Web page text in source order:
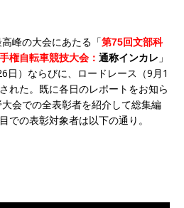
峰の大会にあたる「第75回文部科
権自転車競技大会： 通称インカレ 」
日）ならびに、ロードレース（9月1
れた。既に各日のレポートをお知ら
会での全表彰者を紹介して総集編
での表彰対象者は以下の通り。